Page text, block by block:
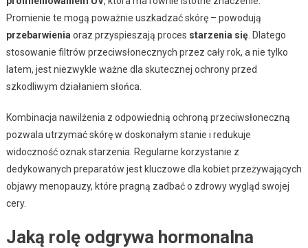
Promienie te mogą poważnie uszkadzać skórę – powodują
przebarwienia oraz przyspieszają proces starzenia się. Dlatego
stosowanie filtrów przeciwsłonecznych przez cały rok, a nie tylko
latem, jest niezwykle ważne dla skutecznej ochrony przed
szkodliwym działaniem słońca.
Kombinacja nawilżenia z odpowiednią ochroną przeciwsłoneczną
pozwala utrzymać skórę w doskonałym stanie i redukuje
widoczność oznak starzenia. Regularne korzystanie z
dedykowanych preparatów jest kluczowe dla kobiet przeżywających
objawy menopauzy, które pragną zadbać o zdrowy wygląd swojej
cery.
Jaką rolę odgrywa hormonalna